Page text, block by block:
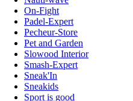
On-Fight
Padel-Expert
Pecheur-Store
Pet and Garden
Slowood Interior
Smash-Expert
Sneak'In
Sneakids
Sport is good